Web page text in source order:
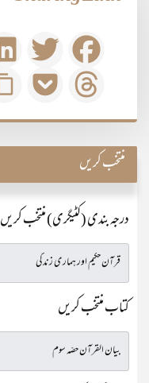
منتخب کریں
درجہ بندی (کٹیگری) منتخب کریں
کتاب منتخب کریں